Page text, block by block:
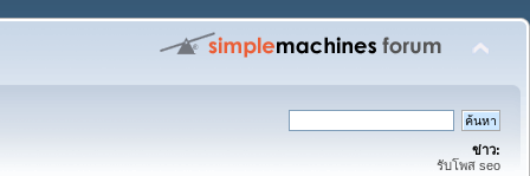
ข่าว:
รับโพส seo